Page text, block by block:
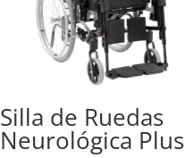
Silla de Ruedas
Neurológica Plus